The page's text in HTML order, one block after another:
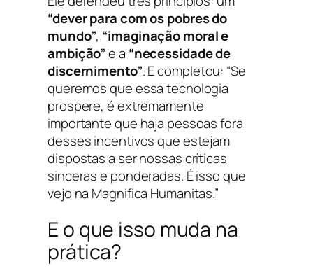
“dever para com os pobres do
mundo”, “imaginação moral e
ambição”e a “necessidade de
discernimento”. E completou: “Se
queremos que essa tecnologia
prospere, é extremamente
importante que haja pessoas fora
desses incentivos que estejam
dispostas a ser nossas críticas
sinceras e ponderadas. É isso que
vejo na Magnifica Humanitas.”
E o que isso muda na
prática?